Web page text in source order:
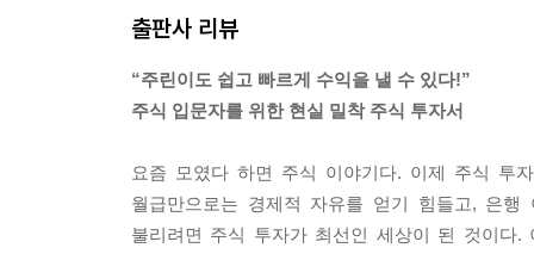
--- p.139
적금주식만 꾸준히 하면 상승장이든 하락장이든
락장에서 수익이 나오는 속도는 다르지만 하락장
만 장이 좋으면 일반 매수보다 더욱 빨리 수익이
--- p.144~145
출판사 리뷰
“주린이도 쉽고 빠르게 수익을 낼 수 있다!”
주식 입문자를 위한 현실 밀착 주식 투자서
요즘 모였다 하면 주식 이야기다. 이제 주식 투
월급만으로는 경제적 자유를 얻기 힘들고, 은
불리려면 주식 투자가 최선인 세상이 된 것이다.